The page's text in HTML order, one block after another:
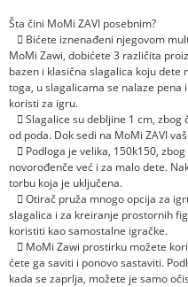
Šta čini MoMi ZAVI posebnim?
 Bićete iznenađeni njegovom
MoMi Zawi, dobićete 3 različita
bazen i klasična slagalica koju
toga, u slagalicama se nalaze
koristi za igru.
 Slagalice su debljine 1 cm,
od poda. Dok sedi na MoMi ZAVI
 Podloga je velika, 150k150,
novorođenče već i za malo dete.
torbu koja je uključena.
 Otirač pruža mnogo opcija za
slagalica i za kreiranje prostornih
koristiti kao samostalne igračke.
 MoMi Zawi prostirku možete
ćete ga saviti i ponovo sastaviti.
kada se zaprlja, možete je samo